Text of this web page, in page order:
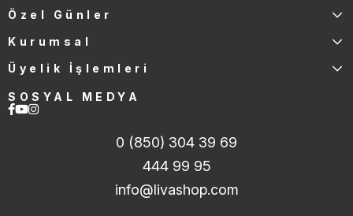
Özel Günler
Kurumsal
Üyelik İşlemleri
SOSYAL MEDYA
0 (850) 304 39 69
444 99 95
info@livashop.com